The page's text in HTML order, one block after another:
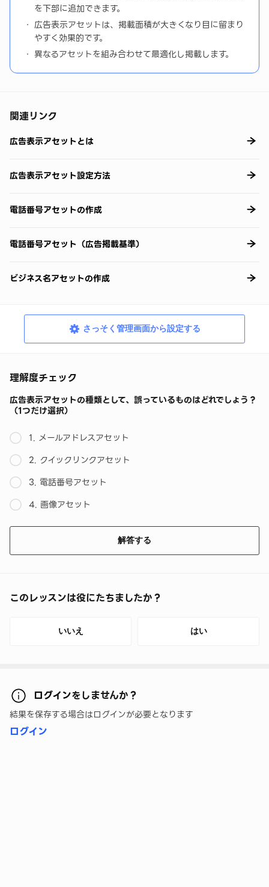
を下部に追加できます。
広告表示アセットは、掲載面積が大きくなり目に留まり
やすく効果的です。
異なるアセットを組み合わせて最適化し掲載します。
関連リンク
広告表示アセットとは
広告表示アセット設定方法
電話番号アセットの作成
電話番号アセット（広告掲載基準）
ビジネス名アセットの作成
さっそく管理画面から設定する
理解度チェック
広告表示アセットの種類として、誤っているものはどれでしょう？
（1つだけ選択）
1. メールアドレスアセット
2. クイックリンクアセット
3. 電話番号アセット
4. 画像アセット
解答する
このレッスンは役にたちましたか？
いいえ はい
ログインをしませんか？
結果を保存する場合はログインが必要となります
ログイン